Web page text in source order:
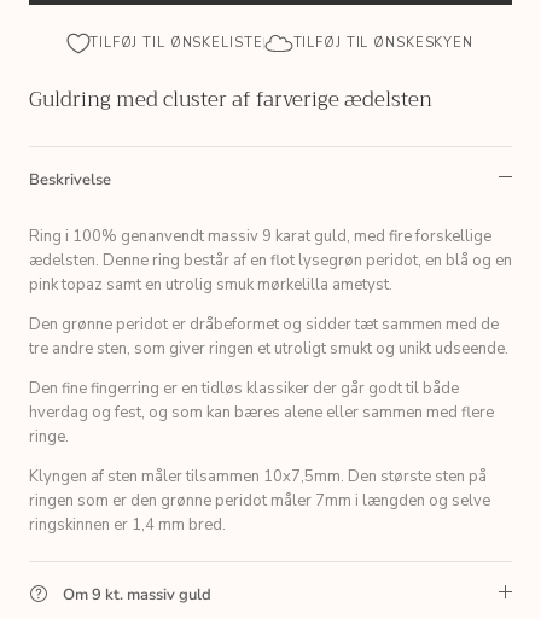
TILFØJ TIL ØNSKELISTE TILFØJ TIL ØNSKESKYEN
Guldring med cluster af farverige ædelsten
Beskrivelse
Ring i 100% genanvendt massiv 9 karat guld, med fire forskellige
ædelsten. Denne ring består af en flot lysegrøn peridot, en blå og en
pink topaz samt en utrolig smuk mørkelilla ametyst.
Den grønne peridot er dråbeformet og sidder tæt sammen med de
tre andre sten, som giver ringen et utroligt smukt og unikt udseende.
Den fine fingerring er en tidløs klassiker der går godt til både
hverdag og fest, og som kan bæres alene eller sammen med flere
ringe.
Klyngen af sten måler tilsammen 10x7,5mm. Den største sten på
ringen som er den grønne peridot måler 7mm i længden og selve
ringskinnen er 1,4 mm bred.
Om 9 kt. massiv guld